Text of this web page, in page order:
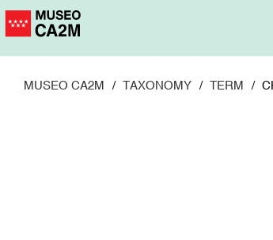
Pasar
MUSEO CA2M TAXONOMY TERM